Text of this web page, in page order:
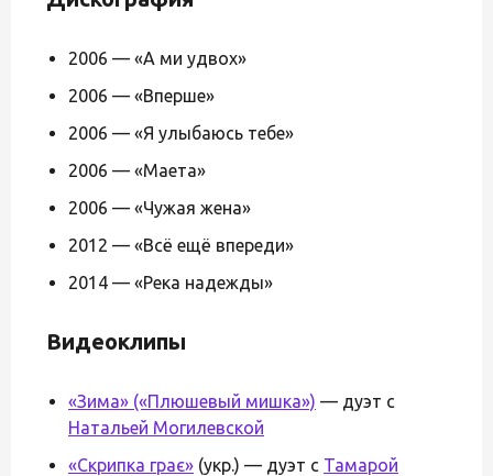
2006 — «А ми удвох»
2006 — «Вперше»
2006 — «Я улыбаюсь тебе»
2006 — «Маета»
2006 — «Чужая жена»
2012 — «Всё ещё впереди»
2014 — «Река надежды»
Видеоклипы
«Зима» («Плюшевый мишка») — дуэт с
Натальей Могилевской
«Скрипка грає» (укр.) — дуэт с Тамарой